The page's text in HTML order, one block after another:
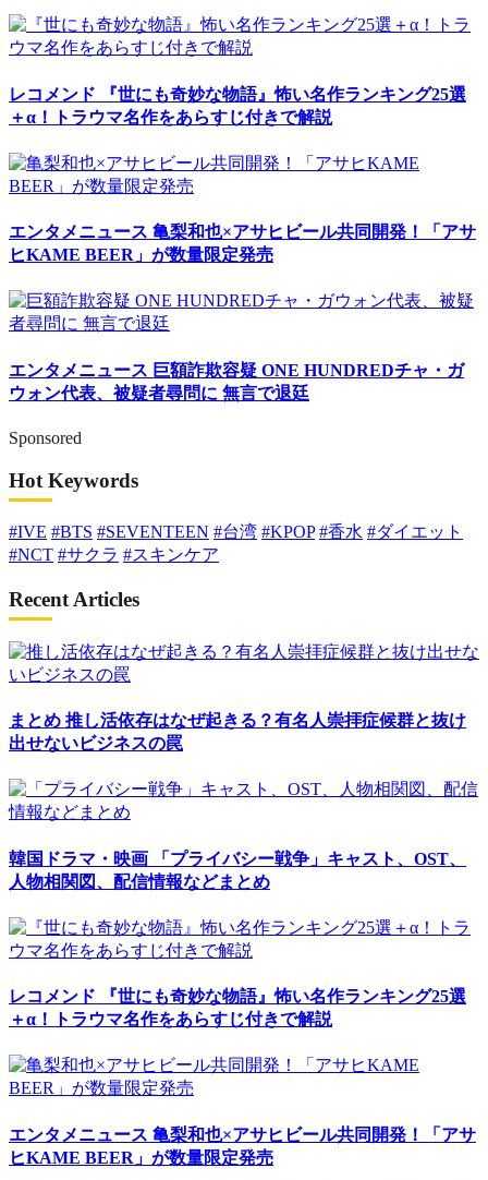
レコメンド 『世にも奇妙な物語』怖い名作ランキング25選
＋α！トラウマ名作をあらすじ付きで解説
エンタメニュース 亀梨和也×アサヒビール共同開発！「アサ
ヒKAME BEER」が数量限定発売
エンタメニュース 巨額詐欺容疑 ONE HUNDREDチャ・ガ
ウォン代表、被疑者尋問に 無言で退廷
Sponsored
Hot Keywords
#IVE #BTS #SEVENTEEN #台湾 #KPOP #香水 #ダイエット
#NCT #サクラ #スキンケア
Recent Articles
まとめ 推し活依存はなぜ起きる？有名人崇拝症候群と抜け
出せないビジネスの罠
韓国ドラマ・映画 「プライバシー戦争」キャスト、OST、
人物相関図、配信情報などまとめ
レコメンド 『世にも奇妙な物語』怖い名作ランキング25選
＋α！トラウマ名作をあらすじ付きで解説
エンタメニュース 亀梨和也×アサヒビール共同開発！「アサ
ヒKAME BEER」が数量限定発売